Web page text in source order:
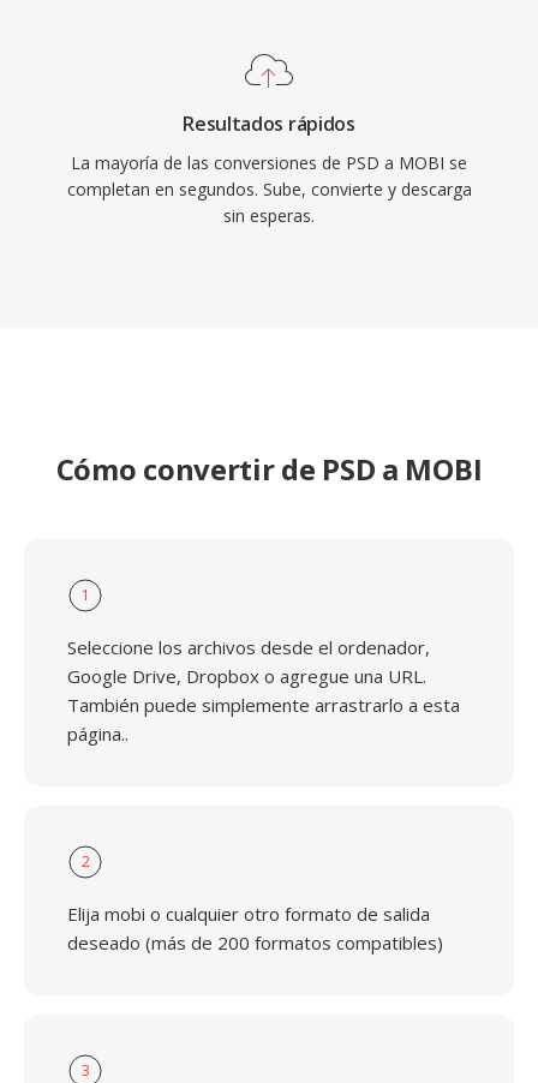
Resultados rápidos
La mayoría de las conversiones de PSD a MOBI se
completan en segundos. Sube, convierte y descarga
sin esperas.
Cómo convertir de PSD a MOBI
1
Seleccione los archivos desde el ordenador,
Google Drive, Dropbox o agregue una URL.
También puede simplemente arrastrarlo a esta
página..
2
Elija mobi o cualquier otro formato de salida
deseado (más de 200 formatos compatibles)
3